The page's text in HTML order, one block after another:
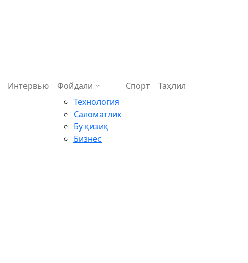
Интервью
Фойдали
Технология
Саломатлик
Бу қизиқ
Бизнес
Спорт Таҳлил